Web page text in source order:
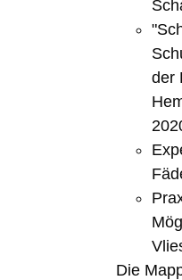
der
Die